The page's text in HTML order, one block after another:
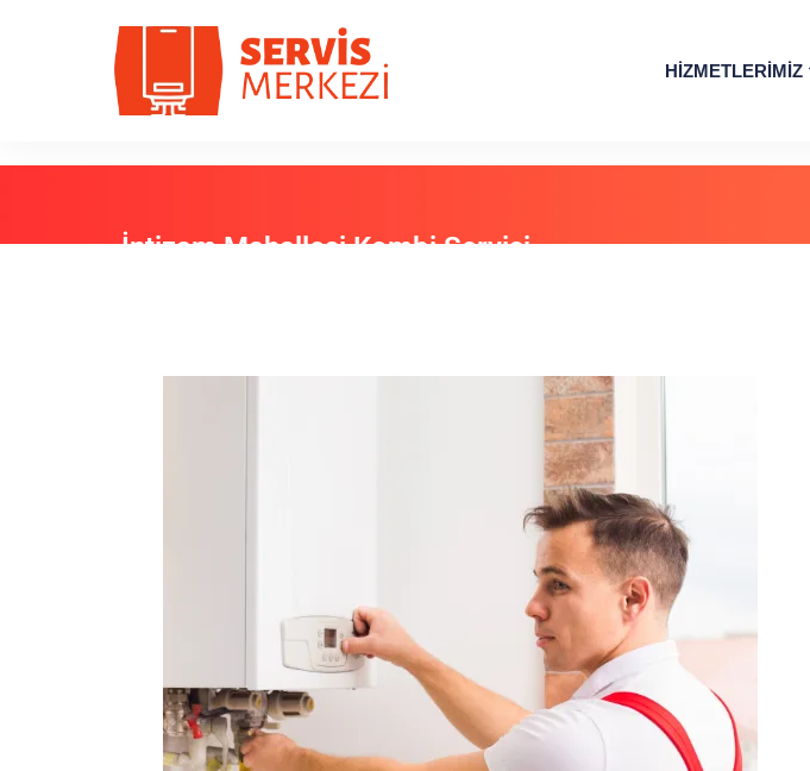
HIZMETLERIMIZ
İntizam Mahallesi Kombi Servisi